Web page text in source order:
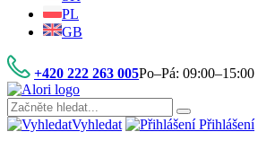
PL
GB
+420 222 263 005Po–Pá: 09:00–15:00
Vyhledat Přihlášení